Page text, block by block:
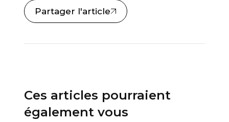
Partager l'article
Ces articles pourraient
également vous